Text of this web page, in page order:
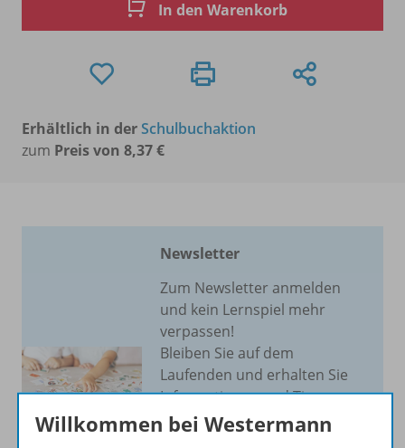
In den Warenkorb
Erhältlich in derSchulbuchaktion
zum Preis von 8,37 €
Newsletter
Zum Newsletter anmelden
und kein Lernspiel mehr
verpassen!
Bleiben Sie auf dem
Laufenden und erhalten Sie
Informationen und Tipps zu
unserem Förder- und
Willkommen bei Westermann